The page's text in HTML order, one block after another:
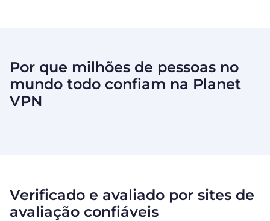
Por que milhões de pessoas no
mundo todo confiam na Planet
VPN
Verificado e avaliado por sites de
avaliação confiáveis